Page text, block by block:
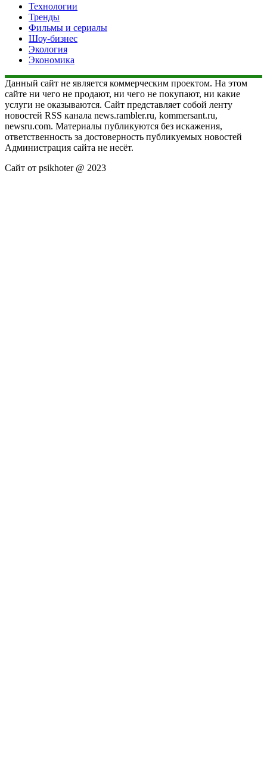
Технологии
Тренды
Фильмы и сериалы
Шоу-бизнес
Экология
Экономика
Данный сайт не является коммерческим проектом. На этом
сайте ни чего не продают, ни чего не покупают, ни какие
услуги не оказываются. Сайт представляет собой ленту
новостей RSS канала news.rambler.ru, kommersant.ru,
newsru.com. Материалы публикуются без искажения,
ответственность за достоверность публикуемых новостей
Администрация сайта не несёт.
Сайт от psikhoter @ 2023